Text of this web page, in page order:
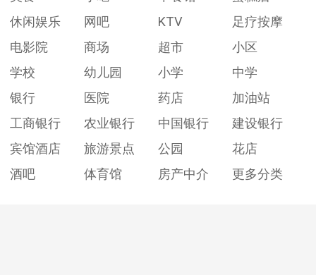
休闲娱乐
网吧 KTV
足疗按摩
电影院
商场 超市
小区
学校
幼儿园 小学
中学
银行
医院 药店
加油站
工商银行
农业银行 中国银行
建设银行
宾馆酒店
旅游景点 公园
花店
酒吧
体育馆 房产中介 更多分类